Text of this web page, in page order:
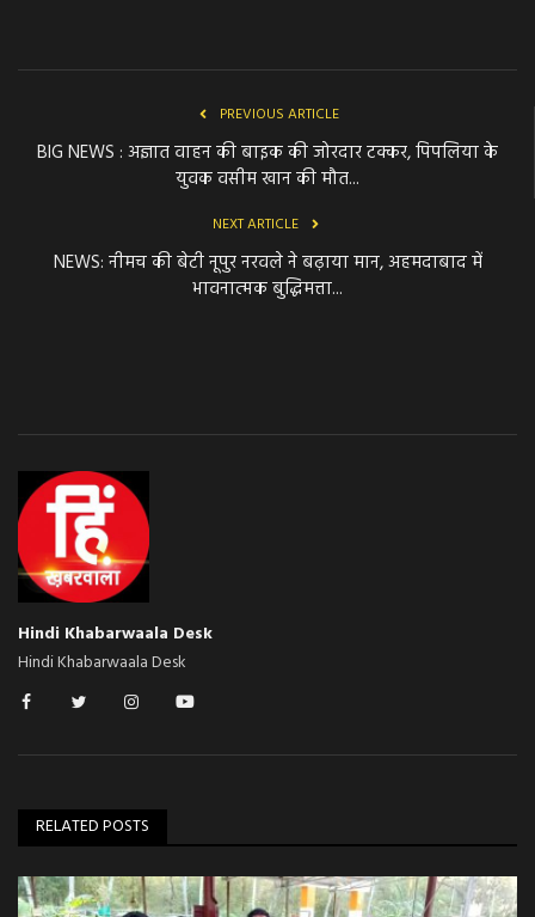
PREVIOUS ARTICLE
BIG NEWS : अज्ञात वाहन की बाइक की जोरदार टक्कर, पिपलिया के
युवक वसीम खान की मौत...
NEXT ARTICLE
NEWS: ​नीमच की बेटी नूपुर नरवले ने बढ़ाया मान, अहमदाबाद में
भावनात्मक बुद्धिमत्ता...
Hindi Khabarwaala Desk
Hindi Khabarwaala Desk
RELATED POSTS